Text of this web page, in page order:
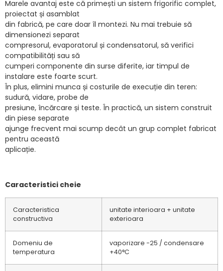
Marele avantaj este că primești un sistem frigorific complet,
proiectat și asamblat
din fabrică, pe care doar îl montezi. Nu mai trebuie să
dimensionezi separat
compresorul, evaporatorul și condensatorul, să verifici
compatibilități sau să
cumperi componente din surse diferite, iar timpul de
instalare este foarte scurt.
În plus, elimini munca și costurile de execuție din teren:
sudură, vidare, probe de
presiune, încărcare și teste. În practică, un sistem construit
din piese separate
ajunge frecvent mai scump decât un grup complet fabricat
pentru această
aplicație.
Caracteristici cheie
Caracteristica
constructiva
unitate interioara + unitate
exterioara
Domeniu de
temperatura
vaporizare -25 / condensare
+40°C